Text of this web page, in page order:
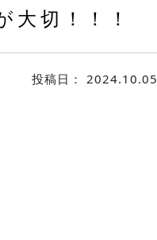
大切！！！
投稿日： 2024.10.05